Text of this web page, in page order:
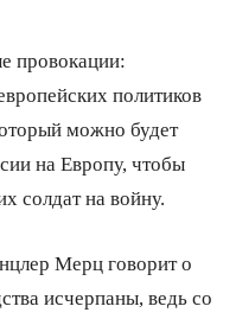
провокации:
политиков
можно будет
на Европу, чтобы
солдат на войну.
Мерц говорит о
исчерпаны, ведь со